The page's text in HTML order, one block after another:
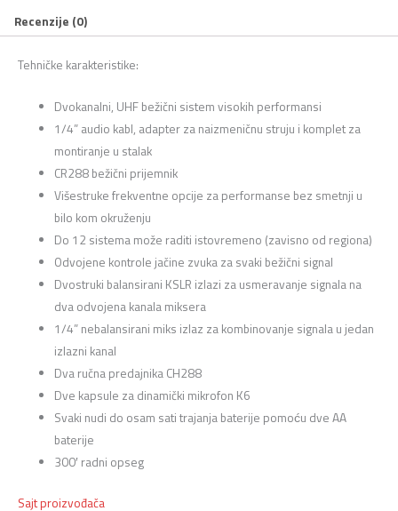
Recenzije (0)
Tehničke karakteristike:
Dvokanalni, UHF bežični sistem visokih performansi
1/4” audio kabl, adapter za naizmeničnu struju i komplet za
montiranje u stalak
CR288 bežični prijemnik
Višestruke frekventne opcije za performanse bez smetnji u
bilo kom okruženju
Do 12 sistema može raditi istovremeno (zavisno od regiona)
Odvojene kontrole jačine zvuka za svaki bežični signal
Dvostruki balansirani KSLR izlazi za usmeravanje signala na
dva odvojena kanala miksera
1/4” nebalansirani miks izlaz za kombinovanje signala u jedan
izlazni kanal
Dva ručna predajnika CH288
Dve kapsule za dinamički mikrofon K6
Svaki nudi do osam sati trajanja baterije pomoću dve AA
baterije
300′ radni opseg
Sajt proizvođača